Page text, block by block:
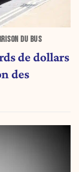
DU BUS
de dollars
des